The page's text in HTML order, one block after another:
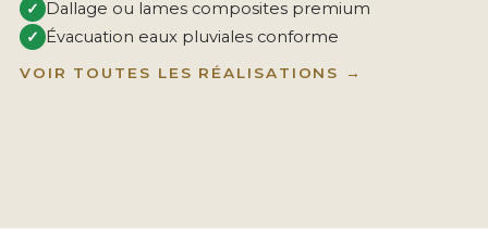
✓ Dallage ou lames composites premium
✓ Évacuation eaux pluviales conforme
VOIR TOUTES LES RÉALISATIONS →